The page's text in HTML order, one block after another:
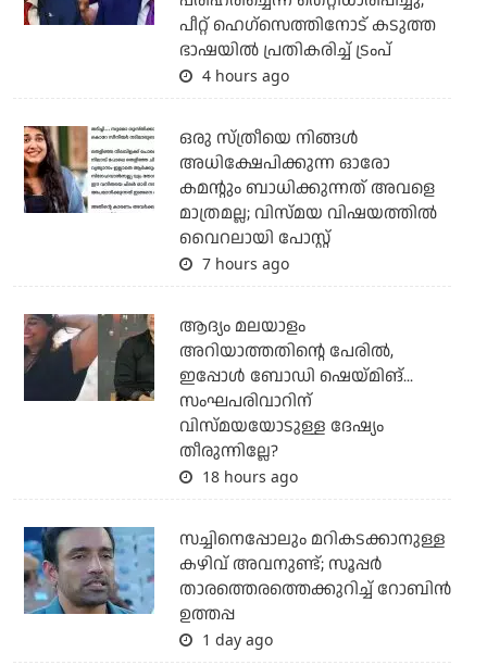
പീറ്റ് ഹെഗ്‌സെത്തിനോട് കടുത്ത
ഭാഷയില്‍ പ്രതികരിച്ച് ട്രംപ്
4 hours ago
ഒരു സ്ത്രീയെ നിങ്ങള്‍
അധിക്ഷേപിക്കുന്ന ഓരോ
കമന്റും ബാധിക്കുന്നത് അവളെ
മാത്രമല്ല; വിസ്മയ വിഷയത്തില്‍
വൈറലായി പോസ്റ്റ്
7 hours ago
ആദ്യം മലയാളം
അറിയാത്തതിന്റെ പേരില്‍,
ഇപ്പോള്‍ ബോഡി ഷെയ്മിങ്...
സംഘപരിവാറിന്
വിസ്മയയോടുള്ള ദേഷ്യം
തീരുന്നില്ലേ?
18 hours ago
സച്ചിനെപ്പോലും മറികടക്കാനുള്ള
കഴിവ് അവനുണ്ട്; സൂപ്പര്‍
താരത്തെരത്തെക്കുറിച്ച് റോബിന്‍
ഉത്തപ്പ
1 day ago